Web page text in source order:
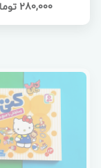
280,000 تومان